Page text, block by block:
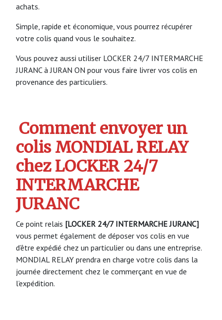
achats.
Simple, rapide et économique, vous pourrez récupérer
votre colis quand vous le souhaitez.
Vous pouvez aussi utiliser LOCKER 24/7 INTERMARCHE
JURANC à JURAN ON pour vous faire livrer vos colis en
provenance des particuliers.
Comment envoyer un
colis MONDIAL RELAY
chez LOCKER 24/7
INTERMARCHE
JURANC
Ce point relais [LOCKER 24/7 INTERMARCHE JURANC]
vous permet également de déposer vos colis en vue
d’être expédié chez un particulier ou dans une entreprise.
MONDIAL RELAY prendra en charge votre colis dans la
journée directement chez le commerçant en vue de
l’expédition.